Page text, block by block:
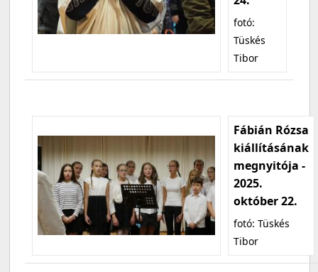
fotó:
Tüskés
Tibor
Fábián Rózsa
kiállításának
megnyitója -
2025.
október 22.
fotó: Tüskés
Tibor